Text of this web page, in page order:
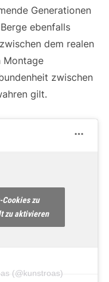
Generationen
ebenfalls
dem realen
Montage
zwischen
gilt.
(@kunstroas)
zu
zu aktivieren